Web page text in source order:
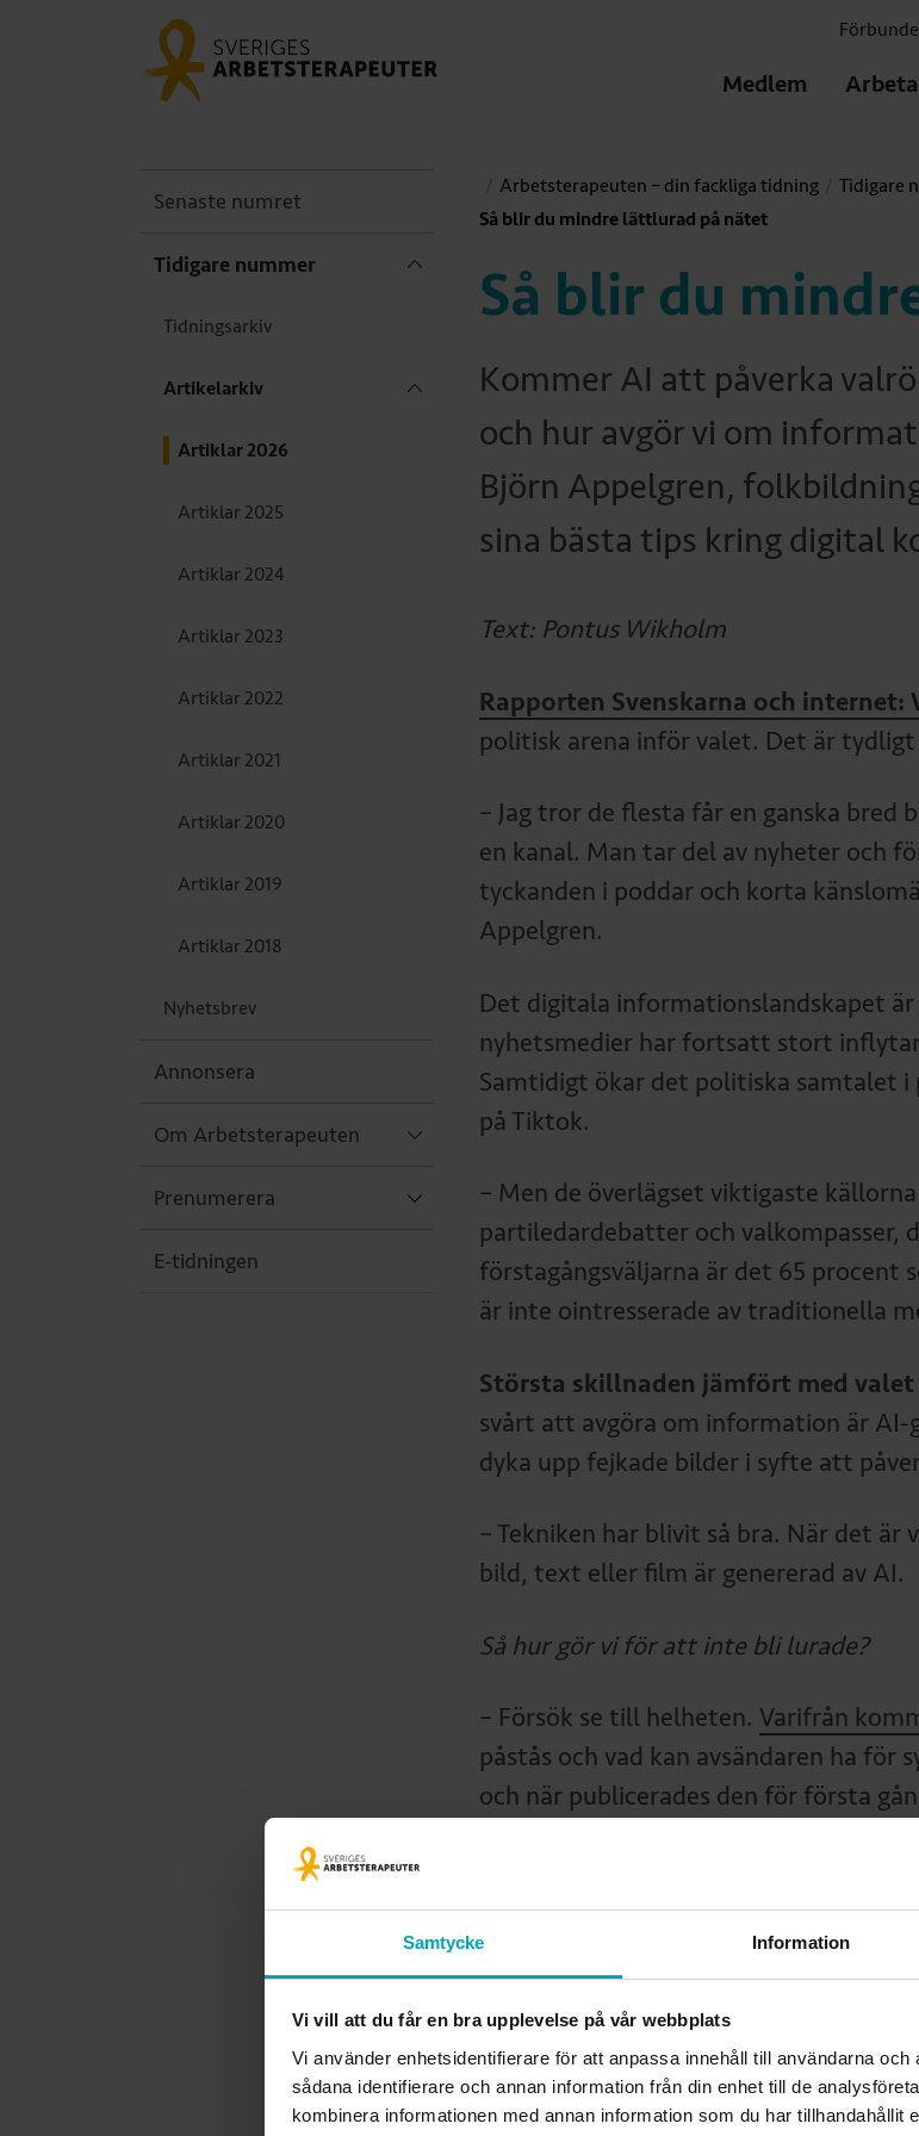
Samtycke Information
Vi vill att du får en bra upplevelse på vår webbplats
Vi använder enhetsidentifierare för att anpassa innehåll till användarna
sådana identifierare och annan information från din enhet till de
kombinera informationen med annan information som du har tillhandahållit
Medlem
Senaste numret
Tidigare nummer
Tidningsarkiv
Artikelarkiv
Artiklar 2026
Artiklar 2025
Artiklar 2024
Artiklar 2023
Artiklar 2022
Artiklar 2021
Artiklar 2020
Artiklar 2019
Artiklar 2018
Nyhetsbrev
Annonsera
Om Arbetsterapeuten
Prenumerera
E-tidningen
Arbetsterapeuten – din fackliga tidning Tidigare
Så blir du mindre lättlurad på nätet
Så blir du
Kommer AI att påverka
och hur avgör vi om
Björn Appelgren,
sina bästa tips kring digital
Text: Pontus Wikholm
Rapporten Svenskarna och internet:
politisk arena inför valet. Det är
– Jag tror de flesta får en ganska
en kanal. Man tar del av nyheter och
tyckanden i poddar och korta
Appelgren.
Det digitala informationslandskapet
nyhetsmedier har fortsatt stort
Samtidigt ökar det politiska samtalet i
på Tiktok.
– Men de överlägset viktigaste
partiledardebatter och valkompasser,
förstagångsväljarna är det 65 procent
är inte ointresserade av traditionella
Största skillnaden jämfört med valet
svårt att avgöra om information är
dyka upp fejkade bilder i syfte att
– Tekniken har blivit så bra. När det
bild, text eller film är genererad av AI.
Så hur gör vi för att inte bli lurade?
– Försök se till helheten. Varifrån
påstås och vad kan avsändaren ha för
och när publicerades den för första
– Det handlar om grundläggande
avsändaren är anonym eller okänd för
ta din källkritik lite mer seriöst.
Att försöka hitta bevis för att allt